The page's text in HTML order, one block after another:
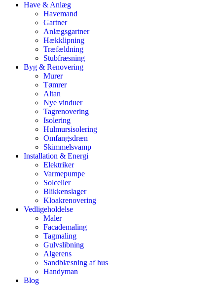
Have & Anlæg
Havemand
Gartner
Anlægsgartner
Hækklipning
Træfældning
Stubfræsning
Byg & Renovering
Murer
Tømrer
Altan
Nye vinduer
Tagrenovering
Isolering
Hulmursisolering
Omfangsdræn
Skimmelsvamp
Installation & Energi
Elektriker
Varmepumpe
Solceller
Blikkenslager
Kloakrenovering
Vedligeholdelse
Maler
Facademaling
Tagmaling
Gulvslibning
Algerens
Sandblæsning af hus
Handyman
Blog